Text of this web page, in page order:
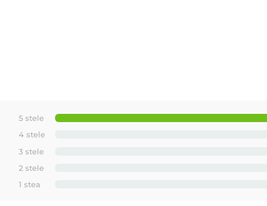
5 stele
4 stele
3 stele
2 stele
1 stea